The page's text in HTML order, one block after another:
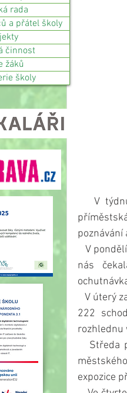
V
poznávání
V
nás
V úterý
222
rozhlednu
Středa
expozice
rada
a přátel školy
činnost
žáků
školy